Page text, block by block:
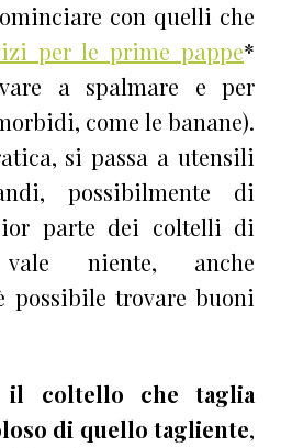
con quelli che
per le prime pappe*
a spalmare e per
come le banane).
si passa a utensili
possibilmente di
parte dei coltelli di
niente, anche
possibile trovare buoni
il coltello che taglia
di quello tagliente,